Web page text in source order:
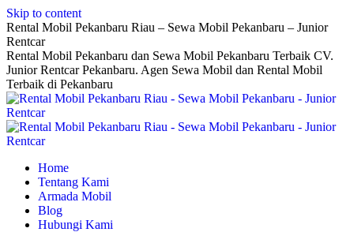
Skip to content
Rental Mobil Pekanbaru Riau – Sewa Mobil Pekanbaru – Junior
Rentcar
Rental Mobil Pekanbaru dan Sewa Mobil Pekanbaru Terbaik CV.
Junior Rentcar Pekanbaru. Agen Sewa Mobil dan Rental Mobil
Terbaik di Pekanbaru
Home
Tentang Kami
Armada Mobil
Blog
Hubungi Kami